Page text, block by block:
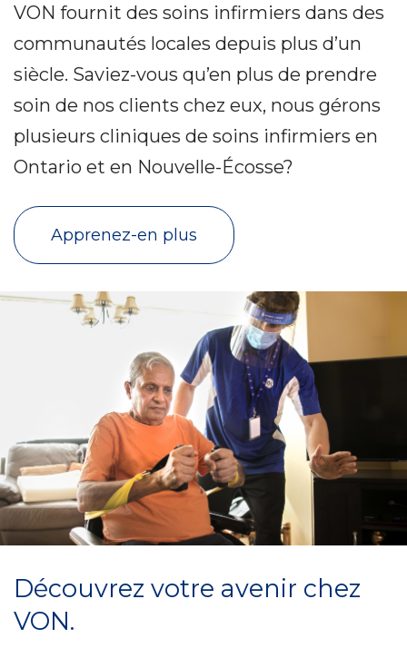
VON fournit des soins infirmiers dans des
communautés locales depuis plus d’un
siècle. Saviez-vous qu’en plus de prendre
soin de nos clients chez eux, nous gérons
plusieurs cliniques de soins infirmiers en
Ontario et en Nouvelle-Écosse?
Apprenez-en plus
Découvrez votre avenir chez
VON.